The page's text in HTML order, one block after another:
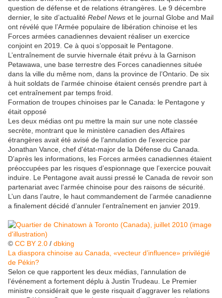
question de défense et de relations étrangères. Le 9 décembre
dernier, le site d’actualité Rebel News et le journal Globe and Mail
ont révélé que l’Armée populaire de libération chinoise et les
Forces armées canadiennes devaient réaliser un exercice
conjoint en 2019. Ce à quoi s’opposait le Pentagone.
L’entraînement de survie hivernale était prévu à la Garnison
Petawawa, une base terrestre des Forces canadiennes située
dans la ville du même nom, dans la province de l’Ontario. De six
à huit soldats de l’armée chinoise étaient censés prendre part à
cet entraînement par temps froid.
Formation de troupes chinoises par le Canada: le Pentagone y
était opposé
Les deux médias ont pu mettre la main sur une note classée
secrète, montrant que le ministère canadien des Affaires
étrangères avait été avisé de l’annulation de l’exercice par
Jonathan Vance, chef d'état-major de la Défense du Canada.
D’après les informations, les Forces armées canadiennes étaient
préoccupées par les risques d’espionnage que l’exercice pouvait
induire. Le Pentagone avait aussi pressé le Canada de revoir son
partenariat avec l’armée chinoise pour des raisons de sécurité.
L’un dans l’autre, le haut commandement de l’armée canadienne
a finalement décidé d’annuler l’entraînement en janvier 2019.
© CC BY 2.0 / dbking
La diaspora chinoise au Canada, «vecteur d’influence» privilégié
de Pékin?
Selon ce que rapportent les deux médias, l’annulation de
l’événement a fortement déplu à Justin Trudeau. Le Premier
ministre considérait que le geste risquait d’aggraver les relations